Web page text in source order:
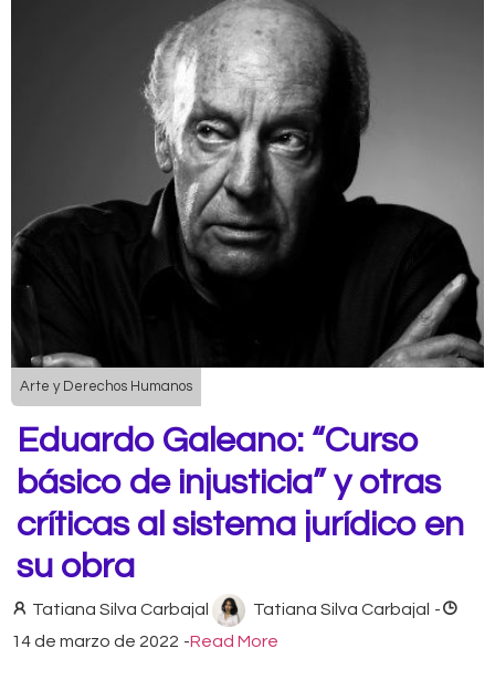
Arte y Derechos Humanos
Eduardo Galeano: “Curso
básico de injusticia” y otras
críticas al sistema jurídico en
su obra
Tatiana Silva Carbajal Tatiana Silva Carbajal -
14 de marzo de 2022 -Read More